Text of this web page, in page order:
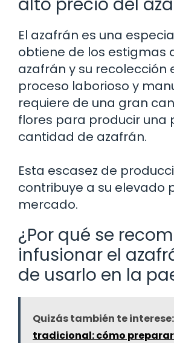
El azafrán es una
obtiene de los estigmas
azafrán y su recolección
proceso laborioso y
requiere de una gran
flores para producir una
cantidad de azafrán.
Esta escasez de
contribuye a su elevado
mercado.
¿Por qué se
infusionar el
de usarlo en la
Quizás también te interese:
tradicional: cómo